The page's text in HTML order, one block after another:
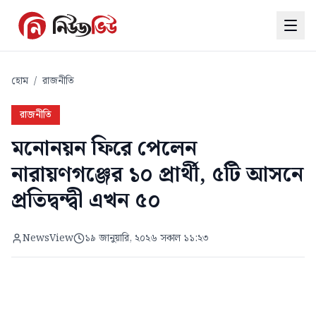
হোম / রাজনীতি
রাজনীতি
মনোনয়ন ফিরে পেলেন
নারায়ণগঞ্জের ১০ প্রার্থী, ৫টি আসনে
প্রতিদ্বন্দ্বী এখন ৫০
NewsView ১৯ জানুয়ারি, ২০২৬ সকাল ১১:২৩